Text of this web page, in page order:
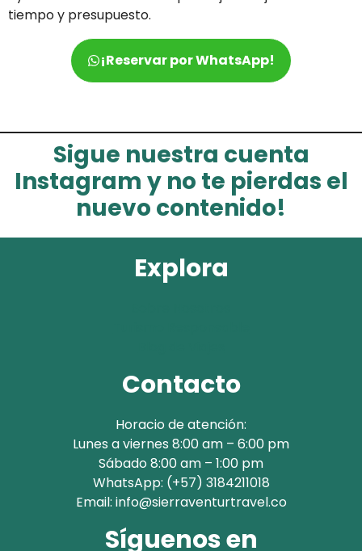
tiempo y presupuesto.
¡Reservar por WhatsApp!
Sigue nuestra cuenta
Instagram y no te pierdas el
nuevo contenido!
Explora
Contacto
Horacio de atención:
Lunes a viernes 8:00 am – 6:00 pm
Sábado 8:00 am – 1:00 pm
WhatsApp: (+57) 3184211018
Email: info@sierraventurtravel.co
Síguenos en